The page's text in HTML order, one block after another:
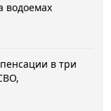
водоемах
в три